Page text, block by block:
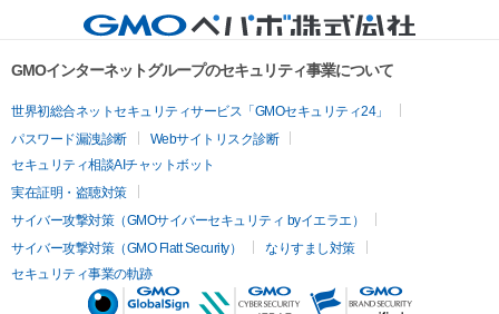
GMOインターネットグループのセキュリティ事業について
世界初総合ネットセキュリティサービス「GMOセキュリティ24」
パスワード漏洩診断
Webサイトリスク診断
セキュリティ相談AIチャットボット
実在証明・盗聴対策
サイバー攻撃対策（GMOサイバーセキュリティ byイエラエ）
サイバー攻撃対策（GMO Flatt Security）
なりすまし対策
セキュリティ事業の軌跡